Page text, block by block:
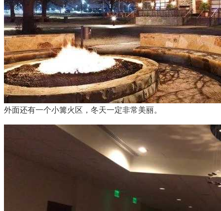
外面还有一个小篝火区，冬天一定非常美丽。